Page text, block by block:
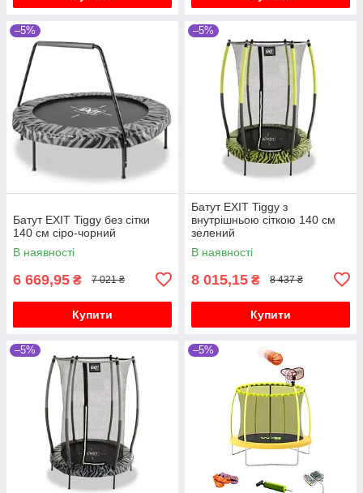
–5%
Батут EXIT Tiggy без сітки
140 см сіро-чорний
В наявності
6 669,95 ₴ 7 021 ₴
Купити
–5%
Батут EXIT Tiggy з
внутрішньою сіткою 140 см
зелений
В наявності
8 015,15 ₴ 8 437 ₴
Купити
–5% –5%